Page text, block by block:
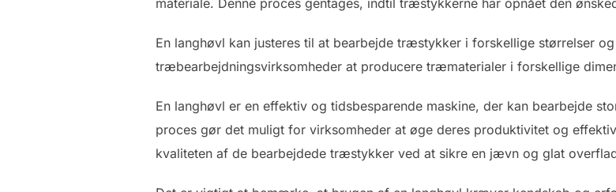
En langhøvl kan justeres til at bearbejde træstykker i forskellige størrelser
træbearbejdningsvirksomheder at producere træmaterialer i forskellige
En langhøvl er en effektiv og tidsbesparende maskine, der kan bearbejde
proces gør det muligt for virksomheder at øge deres produktivitet og
kvaliteten af de bearbejdede træstykker ved at sikre en jævn og glat